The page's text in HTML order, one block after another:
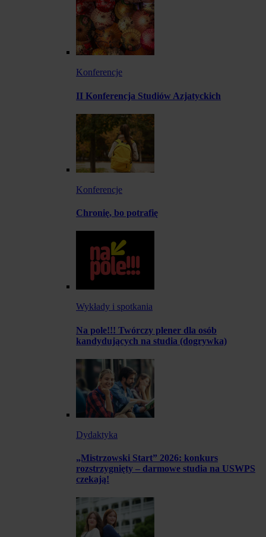
Konferencje
II Konferencja Studiów Azjatyckich
Konferencje
Chronię, bo potrafię
Wykłady i spotkania
Na pole!!! Twórczy plener dla osób
kandydujących na studia (dogrywka)
Dydaktyka
„Mistrzowski Start” 2026: konkurs
rozstrzygnięty – darmowe studia na USWPS
czekają!